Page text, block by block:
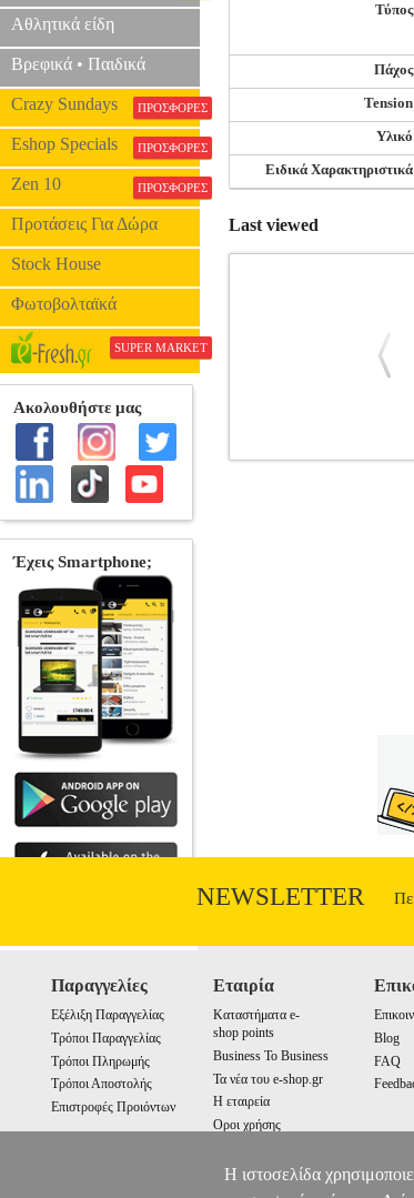
Αθλητικά είδη
Βρεφικά • Παιδικά
Crazy Sundays ΠΡΟΣΦΟΡΕΣ
Eshop Specials ΠΡΟΣΦΟΡΕΣ
Zen 10 ΠΡΟΣΦΟΡΕΣ
Προτάσεις Για Δώρα
Stock House
Φωτοβολταϊκά
SUPER MARKET
Τύπος
Πάχος
Tension
Υλικό
Ειδικά Χαρακτηριστικά
Last viewed
NEWSLETTER
Παραγγελίες
Εξέλιξη Παραγγελίας
Τρόποι Παραγγελίας
Τρόποι Πληρωμής
Τρόποι Αποστολής
Επιστροφές Προιόντων
Εταιρία
Καταστήματα e-
shop points
Business To Business
Τα νέα του e-shop.gr
Η εταιρεία
Οροι χρήσης
Blog
FAQ
Η ιστοσελίδα